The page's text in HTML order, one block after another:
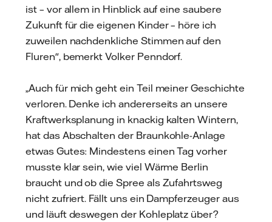
ist – vor allem in Hinblick auf eine saubere
Zukunft für die eigenen Kinder – höre ich
zuweilen nachdenkliche Stimmen auf den
Fluren", bemerkt Volker Penndorf.
„Auch für mich geht ein Teil meiner Geschichte
verloren. Denke ich andererseits an unsere
Kraftwerksplanung in knackig kalten Wintern,
hat das Abschalten der Braunkohle-Anlage
etwas Gutes: Mindestens einen Tag vorher
musste klar sein, wie viel Wärme Berlin
braucht und ob die Spree als Zufahrtsweg
nicht zufriert. Fällt uns ein Dampferzeuger aus
und läuft deswegen der Kohleplatz über?